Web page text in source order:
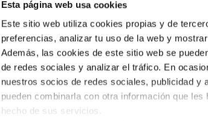
Esta página web usa cookies
Este sitio web utiliza cookies propias y de
preferencias, analizar tu uso de la web y
Además, las cookies de este sitio web se
de redes sociales y analizar el tráfico. En
nuestros socios de redes sociales, publicidad y
pueden combinarla con otra información que
hecho de sus servicios.